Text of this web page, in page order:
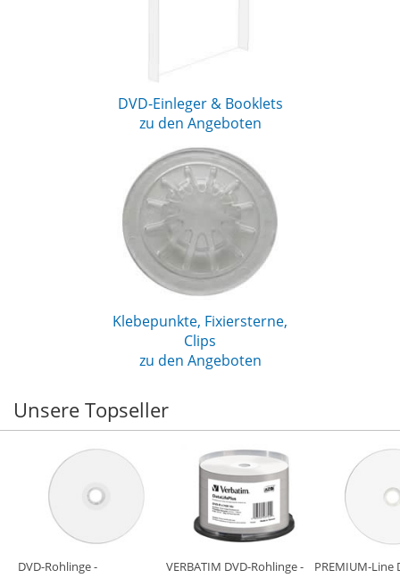
DVD-Einleger & Booklets
zu den Angeboten
Klebepunkte, Fixiersterne,
Clips
zu den Angeboten
Unsere Topseller
DVD-Rohlinge -
VERBATIM DVD-Rohlinge -
PREMIUM-Line